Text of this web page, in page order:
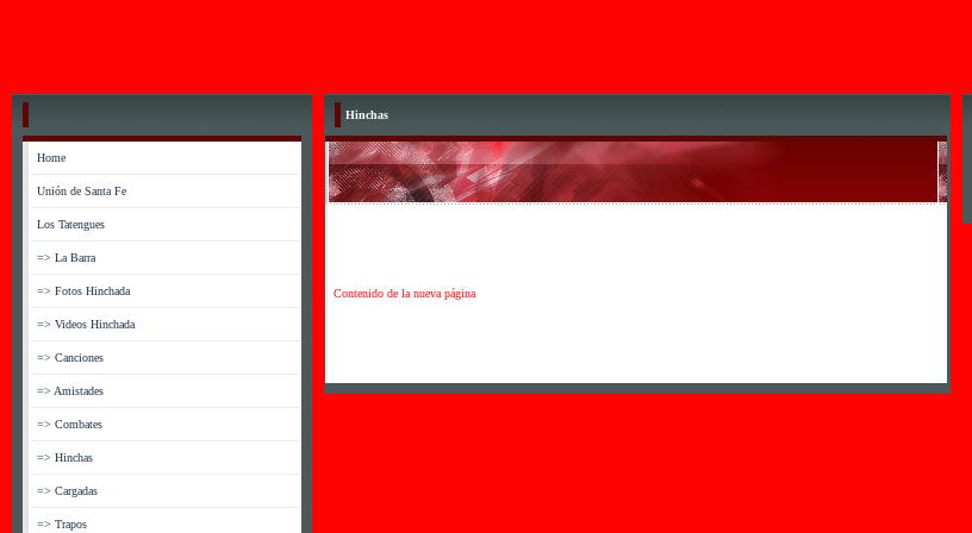
Home
Unión de Santa Fe
Los Tatengues
=> La Barra
=> Fotos Hinchada
=> Videos Hinchada
=> Canciones
=> Amistades
=> Combates
=> Hinchas
=> Cargadas
=> Trapos
Hinchas
Contenido de la nueva página